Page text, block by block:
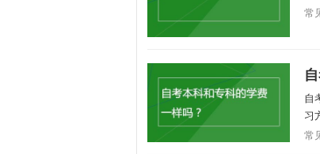
常
自
习
常